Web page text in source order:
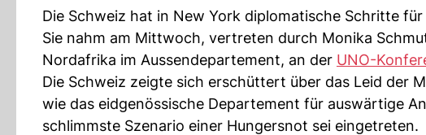
Die Schweiz hat in New York diplomatische Schritte
Sie nahm am Mittwoch, vertreten durch Monika
Nordafrika im Aussendepartement, an der UNO-
Die Schweiz zeigte sich erschüttert über das Leid der
wie das eidgenössische Departement für auswärtige
schlimmste Szenario einer Hungersnot sei eingetreten.